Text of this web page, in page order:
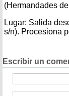
(Hermandades
Lugar: Salida
s/n). Procesiona
Escribir un